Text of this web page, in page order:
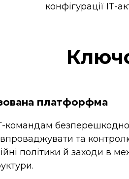
конфігурації ІТ-
платфорфма
командам безперешкодно
та
політики й заходи в